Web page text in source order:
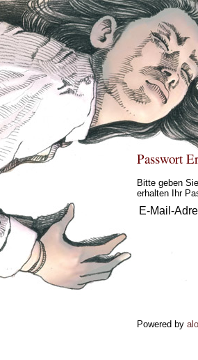
Passwort
Bitte geben
erhalten Ihr
E-Mail-
Powered by